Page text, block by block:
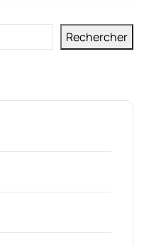
Rechercher